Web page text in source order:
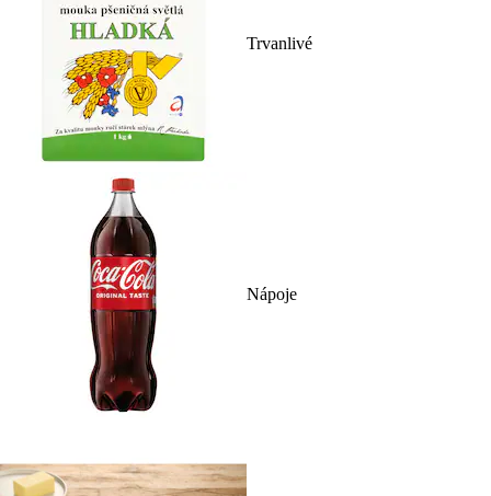
Trvanlivé
Nápoje